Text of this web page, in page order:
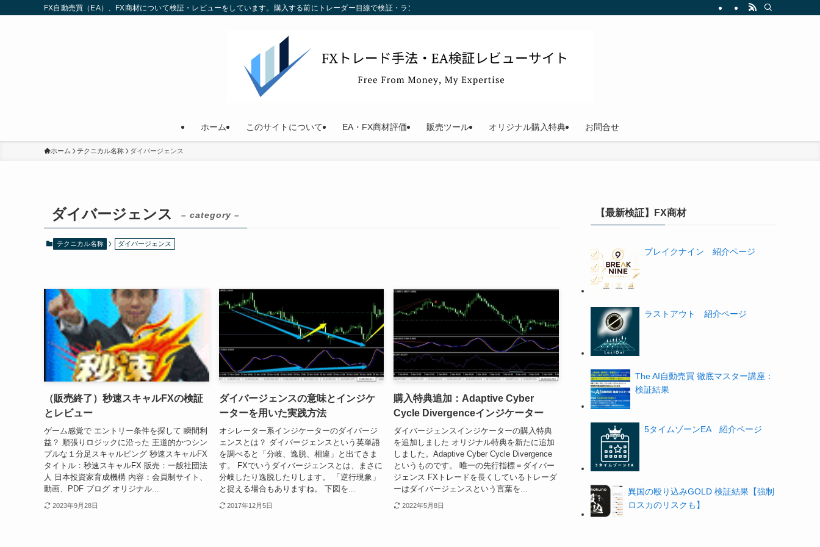
FX自動売買（EA）、FX商材について検証・レビューをしています。購入する前にトレーダー目線で検証・ランキング化している当サイトをご利用ください
ホーム このサイトについて EA・FX商材評価 販売ツール オリジナル購入特典 お問合せ
ホーム テクニカル名称 ダイバージェンス
ダイバージェンス – category –
テクニカル名称 ダイバージェンス
（販売終了）秒速スキャルFXの検証
とレビュー
ゲーム感覚で エントリー条件を探して 瞬間利
益？ 順張りロジックに沿った 王道的かつシン
プルな１分足スキャルピング 秒速スキャルFX
タイトル：秒速スキャルFX 販売：一般社団法
人 日本投資家育成機構 内容：会員制サイト、
動画、PDF ブログ オリジナル...
2023年9月28日
ダイバージェンスの意味とインジケ
ーターを用いた実践方法
オシレーター系インジケーターのダイバージ
ェンスとは？ ダイバージェンスという英単語
を調べると「分岐、逸脱、相違」と出てきま
す。 FXでいうダイバージェンスとは、まさに
分岐したり逸脱したりします。 「逆行現象」
と捉える場合もありますね。 下図を...
2017年12月5日
購入特典追加：Adaptive Cyber
Cycle Divergenceインジケーター
ダイバージェンスインジケーターの購入特典
を追加しました オリジナル特典を新たに追加
しました。Adaptive Cyber Cycle Divergence
というものです。 唯一の先行指標＝ダイバー
ジェンス FXトレードを長くしているトレーダ
ーはダイバージェンスという言葉を...
2022年5月8日
【最新検証】FX商材
ブレイクナイン 紹介ページ
ラストアウト 紹介ページ
The AI自動売買 徹底マスター講座：
検証結果
5タイムゾーンEA 紹介ページ
異国の殴り込みGOLD 検証結果【強制
ロスカのリスクも】